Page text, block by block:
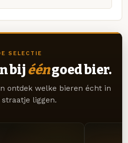
SELECTIE
bij ééngoed bier.
ontdek welke bieren écht in
straatje liggen.